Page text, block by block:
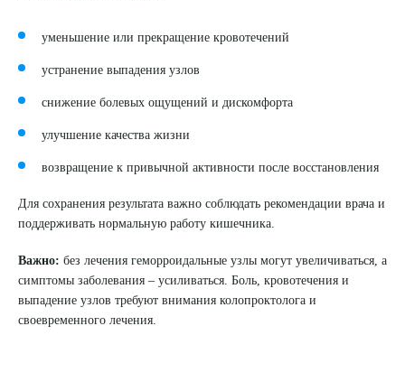
уменьшение или прекращение кровотечений
устранение выпадения узлов
снижение болевых ощущений и дискомфорта
улучшение качества жизни
возвращение к привычной активности после восстановления
Для сохранения результата важно соблюдать рекомендации врача и
поддерживать нормальную работу кишечника.
Важно: без лечения геморроидальные узлы могут увеличиваться, а
симптомы заболевания – усиливаться. Боль, кровотечения и
выпадение узлов требуют внимания колопроктолога и
своевременного лечения.
Я даю согласие на